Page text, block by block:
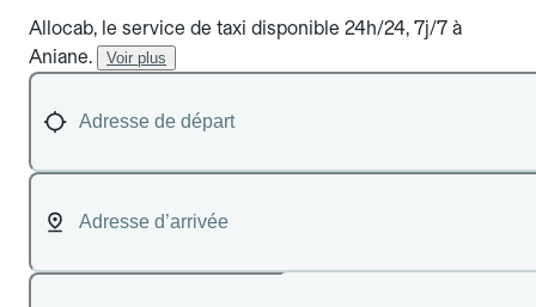
Allocab, le service de taxi disponible 24h/24, 7j/7 à
Aniane.
Voir plus